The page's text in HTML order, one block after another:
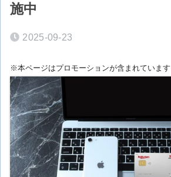
施中
2025-09-23
※本ページはプロモーションが含まれています